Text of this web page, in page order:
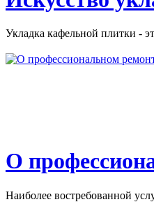
Укладка кафельной плитки -
О
Наиболее востребованной